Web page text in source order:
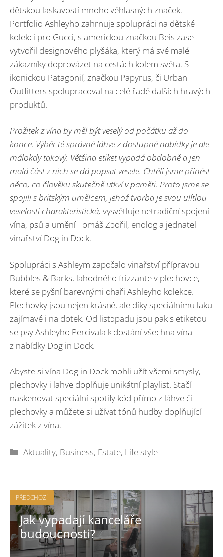
dětskou laskavostí mnoho věhlasných značek.
Portfolio Ashleyho zahrnuje spolupráci na dětské
kolekci pro Gucci, s americkou značkou Beis zase
vytvořil designového plyšáka, který má své malé
zákazníky doprovázet na cestách kolem světa. S
ikonickou Patagonií, značkou Papyrus, či Urban
Outfitters spolupracoval na celé řadě dalších hravých
produktů.
Prožitek z vína by měl být veselý od počátku až do
konce. Výběr té správné láhve z dostupné nabídky je ale
málokdy takový. Většina etiket vypadá obdobně a jen
malá část z nich se dá popsat vesele. Chtěli jsme přinést
něco, co člověku skutečně utkví v paměti. Proto jsme se
spojili s britským umělcem, jehož tvorba je svou ulítlou
veselostí charakteristická, vysvětluje netradiční spojení
vína, psů a umění Tomáš Zbořil, enolog a jednatel
vinařství Dog in Dock.
Spolupráci s Ashleym započalo vinařství přípravou
Bubbles & Barks, lahodného frizzante v plechovce,
které se pyšní barevnými ohaři Ashleyho kolekce.
Plechovky jsou nejen krásné, ale díky speciálnímu laku
zajímavé i na dotek. Od listopadu jsou pak s etiketou
se psy Ashleyho Percivala k dostání všechna vína
z nabídky Dog in Dock.
Abyste si vína Dog in Dock mohli užít všemi smysly,
plechovky i lahve doplňuje unikátní playlist. Stačí
naskenovat speciální spotify kód přímo z láhve či
plechovky a můžete si užívat tónů hudby doplňující
zážitek z vína.
Rubriky
Aktuality, Business, Estate, Life style
PŘEDCHOZÍ
Jak vypadají kanceláře
budoucnosti?